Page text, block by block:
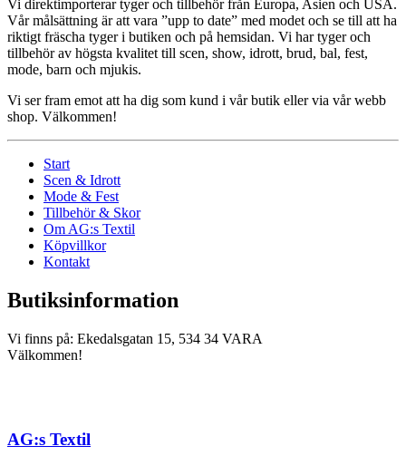
Vi direktimporterar tyger och tillbehör från Europa, Asien och USA.
Vår målsättning är att vara ”upp to date” med modet och se till att ha
riktigt fräscha tyger i butiken och på hemsidan. Vi har tyger och
tillbehör av högsta kvalitet till scen, show, idrott, brud, bal, fest,
mode, barn och mjukis.
Vi ser fram emot att ha dig som kund i vår butik eller via vår webb
shop. Välkommen!
Start
Scen & Idrott
Mode & Fest
Tillbehör & Skor
Om AG:s Textil
Köpvillkor
Kontakt
Butiksinformation
Vi finns på: Ekedalsgatan 15, 534 34 VARA
Välkommen!
AG:s Textil